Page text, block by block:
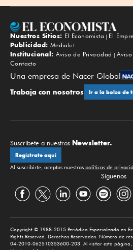
Nuestros Sitios: El Economista El
Publicidad: Mediakit
Institucional: Aviso de Privacidad
Contacto
Una empresa de Nacer Global
Trabaja con nosotros Ir a la bolsa de
Suscríbete a nuestros Newsletter.
Regístrate aquí
Al suscribirte, aceptas nuestras políticas de
Síguenos
Copyright © 1988-2015 Periódico Especializado en
Rights Reserved. Derechos Reservados. Número de
04-2010-062510353600-203. Al visitar esta página,